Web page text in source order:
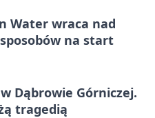
Water wraca nad
na start
Dąbrowie Górniczej.
tragedią